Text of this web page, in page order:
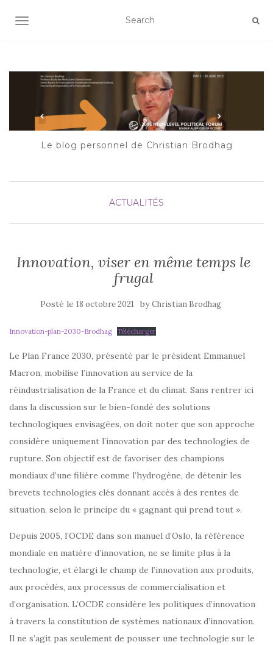
AFFICHER/MASQUER LA NAVIGATION
Le blog personnel de Christian Brodhag
ACTUALITÉS
Innovation, viser en même temps le
frugal
Posté le 18 octobre 2021 byChristian Brodhag
Innovation-plan-2030-Brodhag Télécharger
Le Plan France 2030, présenté par le président Emmanuel
Macron, mobilise l’innovation au service de la
réindustrialisation de la France et du climat. Sans rentrer ici
dans la discussion sur le bien-fondé des solutions
technologiques envisagées, on doit noter que son approche
considère uniquement l’innovation par des technologies de
rupture. Son objectif est de favoriser des champions
mondiaux d’une filière comme l’hydrogène, de détenir les
brevets technologies clés donnant accès à des rentes de
situation, selon le principe du « gagnant qui prend tout ».
Depuis 2005, l’OCDE dans son manuel d’Oslo, la référence
mondiale en matière d’innovation, ne se limite plus à la
technologie, et élargi le champ de l’innovation aux produits,
aux procédés, aux processus de commercialisation et
d’organisation. L’OCDE considère les politiques d’innovation
à travers la constitution de systèmes nationaux d’innovation.
Il ne s’agit pas seulement de pousser une technologie sur le